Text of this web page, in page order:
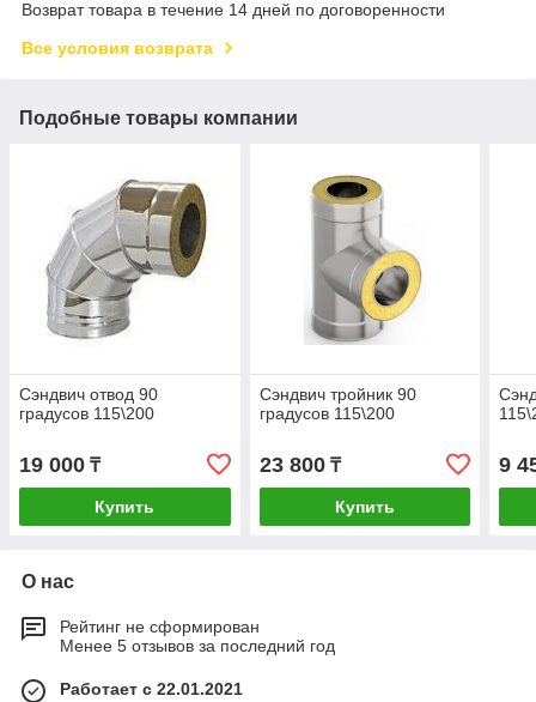
Возврат товара в течение 14 дней по договоренности
Все условия возврата
Подобные товары компании
Сэндвич отвод 90
градусов 115\200
19 000 ₸
Купить
Сэндвич тройник 90
градусов 115\200
23 800₸
Купить
9
О нас
Рейтинг не сформирован
Менее 5 отзывов за последний год
Работает с 22.01.2021